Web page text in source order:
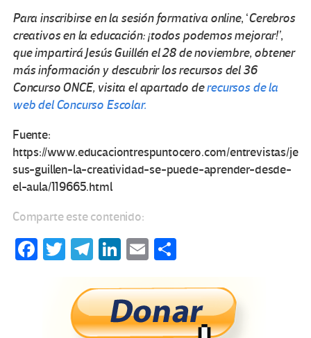
Para inscribirse en la sesión formativa online, ‘Cerebros
creativos en la educación: ¡todos podemos mejorar!’,
que impartirá Jesús Guillén el 28 de noviembre, obtener
más información y descubrir los recursos del 36
Concurso ONCE, visita el apartado derecursos de la
web del Concurso Escolar.
Fuente:
https://www.educaciontrespuntocero.com/entrevistas/je
sus-guillen-la-creatividad-se-puede-aprender-desde-
el-aula/119665.html
Comparte este contenido:
Fa T
tt
er
Te
gr
a
Li
ke
dI
E
ail m
p